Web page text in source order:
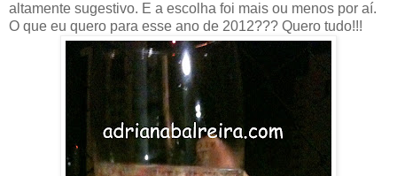
altamente sugestivo. E a escolha foi mais ou menos por aí.
O que eu quero para esse ano de 2012??? Quero tudo!!!